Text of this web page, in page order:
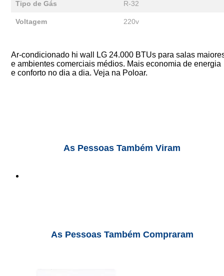
Tipo de Gás R-32
Voltagem 220v
Ar-condicionado hi wall LG 24.000 BTUs para salas
e ambientes comerciais médios. Mais economia de energia
e conforto no dia a dia. Veja na Poloar.
As Pessoas Também Viram
As Pessoas Também Compraram